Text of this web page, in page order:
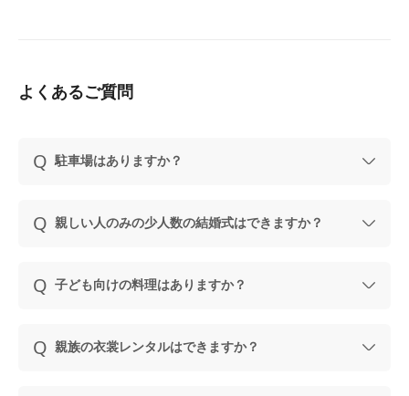
よくあるご質問
駐車場はありますか？
親しい人のみの少人数の結婚式はできますか？
子ども向けの料理はありますか？
親族の衣裳レンタルはできますか？